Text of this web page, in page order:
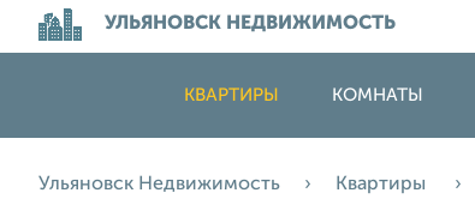
УЛЬЯНОВСК НЕДВИЖИМОСТЬ
КВАРТИРЫ КОМНАТЫ
Ульяновск Недвижимость Квартиры